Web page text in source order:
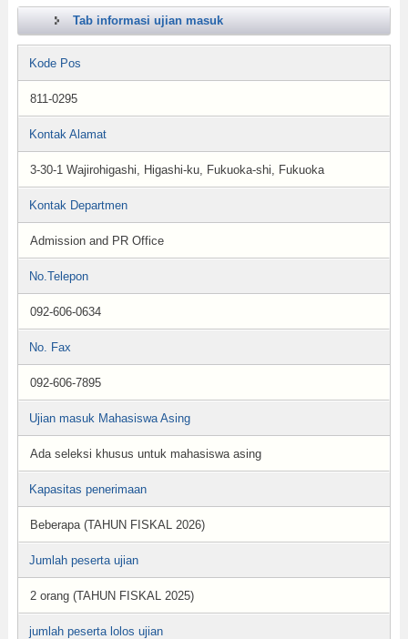
Tab informasi ujian masuk
Kode Pos
811-0295
Kontak Alamat
3-30-1 Wajirohigashi, Higashi-ku, Fukuoka-shi, Fukuoka
Kontak Departmen
Admission and PR Office
No.Telepon
092-606-0634
No. Fax
092-606-7895
Ujian masuk Mahasiswa Asing
Ada seleksi khusus untuk mahasiswa asing
Kapasitas penerimaan
Beberapa (TAHUN FISKAL 2026)
Jumlah peserta ujian
2 orang (TAHUN FISKAL 2025)
jumlah peserta lolos ujian